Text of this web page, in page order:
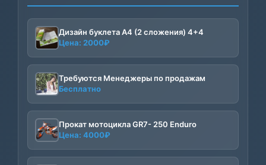
Дизайн буклета А4 (2 сложения) 4+4
Цена: 2000₽
Требуются Менеджеры по продажам
Бесплатно
Прокат мотоцикла GR7- 250 Enduro
Цена: 4000₽